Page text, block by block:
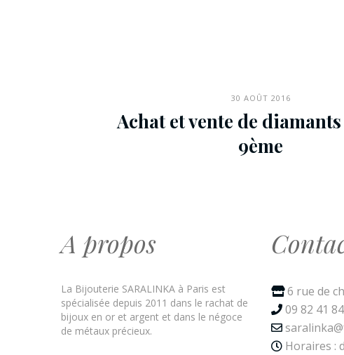
30 AOÛT 2016
Achat et vente de
9ème
A propos
La Bijouterie SARALINKA à Paris est
spécialisée depuis 2011 dans le rachat de
bijoux en or et argent et dans le négoce
de métaux précieux.
6 rue de
09 82 41
Horaires :